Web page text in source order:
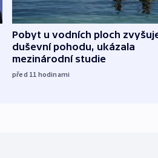
Pobyt u vodních ploch
duševní pohodu, ukázala
mezinárodní studie
před 11 hodinami